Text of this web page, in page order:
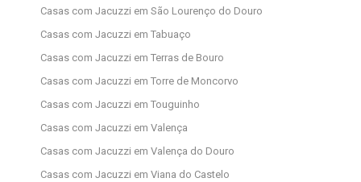
Casas com Jacuzzi em São Lourenço do Douro
Casas com Jacuzzi em Tabuaço
Casas com Jacuzzi em Terras de Bouro
Casas com Jacuzzi em Torre de Moncorvo
Casas com Jacuzzi em Touguinho
Casas com Jacuzzi em Valença
Casas com Jacuzzi em Valença do Douro
Casas com Jacuzzi em Viana do Castelo